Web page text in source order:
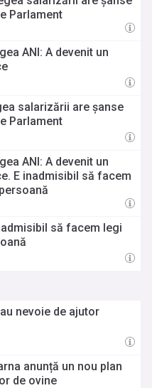
Parlament
ANI: A devenit un
salarizării are șanse
Parlament
ANI: A devenit un
E inadmisibil să facem
să facem legi
nevoie de ajutor
anunță un nou plan
de ovine